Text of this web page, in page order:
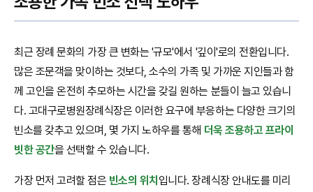
최근 장례 문화의 가장 큰 변화는 '규모'에서 '깊이'로의 전환입니다.
많은 조문객을 맞이하는 것보다, 소수의 가족 및 가까운 지인들과 함
께 고인을 온전히 추모하는 시간을 갖길 원하는 분들이 늘고 있습니
다. 고대구로병원장례식장은 이러한 요구에 부응하는 다양한 크기의
빈소를 갖추고 있으며, 몇 가지 노하우를 통해 더욱 조용하고 프라이
빗한 공간을 선택할 수 있습니다.
가장 먼저 고려할 점은 빈소의 위치 입니다. 장례식장 안내도를 미리